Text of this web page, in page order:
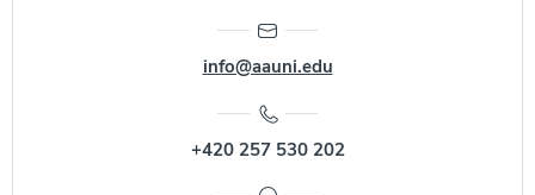
info@aauni.edu
+420 257 530 202